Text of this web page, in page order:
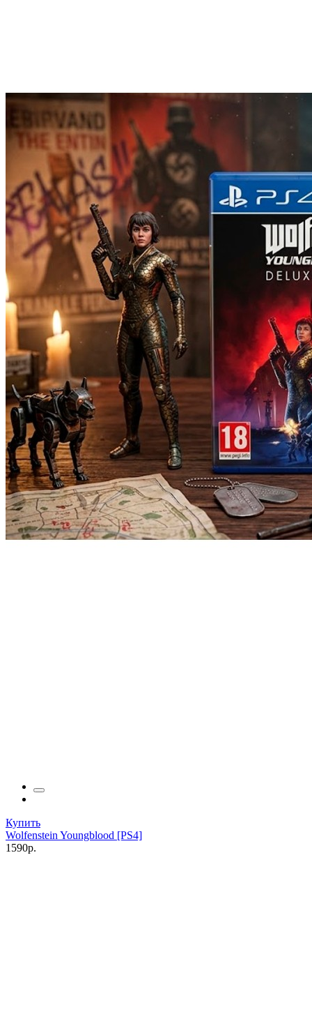
Купить
Wolfenstein Youngblood [PS4]
1590р.